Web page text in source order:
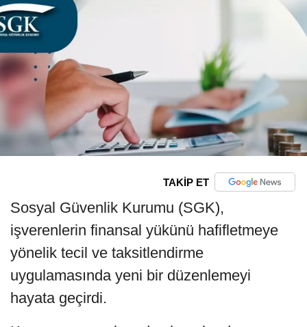
TAKİP ET
Sosyal Güvenlik Kurumu (SGK),
işverenlerin finansal yükünü hafifletmeye
yönelik tecil ve taksitlendirme
uygulamasında yeni bir düzenlemeyi
hayata geçirdi.